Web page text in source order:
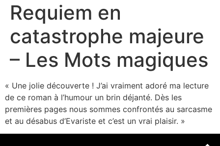
Requiem en
catastrophe majeure
– Les Mots magiques
« Une jolie découverte ! J’ai vraiment adoré ma lecture
de ce roman à l’humour un brin déjanté. Dès les
premières pages nous sommes confrontés au sarcasme
et au désabus d’Evariste et c’est un vrai plaisir. »